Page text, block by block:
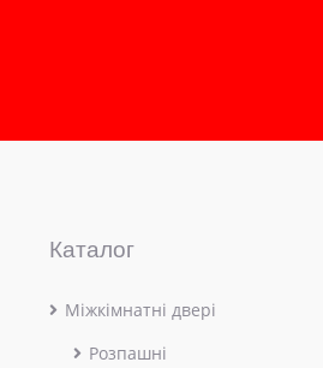
Каталог
Міжкімнатні двері
Розпашні